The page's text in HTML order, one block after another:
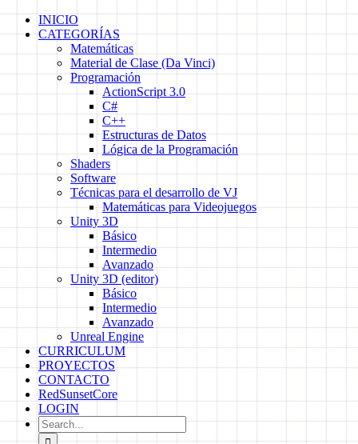
Skip
INICIO
CATEGORÍAS
Matemáticas
Material de Clase (Da Vinci)
Programación
ActionScript 3.0
C#
C++
Estructuras de Datos
Lógica de la Programación
Shaders
Software
Técnicas para el desarrollo de VJ
Matemáticas para Videojuegos
Unity 3D
Básico
Intermedio
Avanzado
Unity 3D (editor)
Básico
Intermedio
Avanzado
Unreal Engine
CURRICULUM
PROYECTOS
CONTACTO
RedSunsetCore
LOGIN
Search
for: